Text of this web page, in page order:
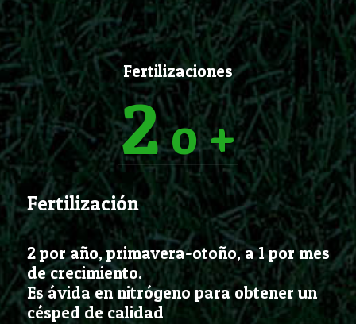
Fertilizaciones
2o +
Fertilización
2 por año, primavera-otoño, a 1 por mes
de crecimiento.
Es ávida en nitrógeno para obtener un
césped de calidad